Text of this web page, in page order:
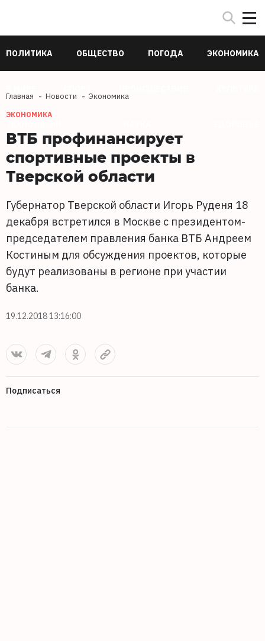
ПОЛИТИКА ОБЩЕСТВО ПОГОДА ЭКОНОМИКА
Главная Новости Экономика
ЭКОНОМИКА
ВТБ профинансирует
спортивные проекты в
Тверской области
Губернатор Тверской области Игорь Руденя 18
декабря встретился в Москве с президентом-
председателем правления банка ВТБ Андреем
Костиным для обсуждения проектов, которые
будут реализованы в регионе при участии
банка.
19.12.2018 13:16:00
Подписаться